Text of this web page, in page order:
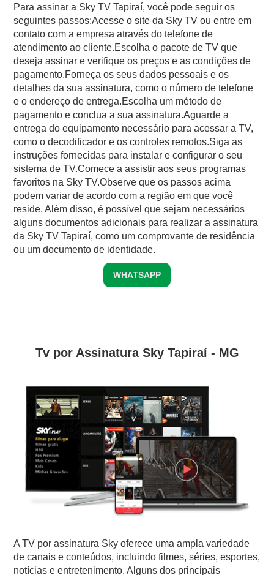
Para assinar a Sky TV Tapiraí, você pode seguir os
seguintes passos:Acesse o site da Sky TV ou entre em
contato com a empresa através do telefone de
atendimento ao cliente.Escolha o pacote de TV que
deseja assinar e verifique os preços e as condições de
pagamento.Forneça os seus dados pessoais e os
detalhes da sua assinatura, como o número de telefone
e o endereço de entrega.Escolha um método de
pagamento e conclua a sua assinatura.Aguarde a
entrega do equipamento necessário para acessar a TV,
como o decodificador e os controles remotos.Siga as
instruções fornecidas para instalar e configurar o seu
sistema de TV.Comece a assistir aos seus programas
favoritos na Sky TV.Observe que os passos acima
podem variar de acordo com a região em que você
reside. Além disso, é possível que sejam necessários
alguns documentos adicionais para realizar a assinatura
da Sky TV Tapiraí, como um comprovante de residência
ou um documento de identidade.
WHATSAPP
Tv por Assinatura Sky Tapiraí - MG
A TV por assinatura Sky oferece uma ampla variedade
de canais e conteúdos, incluindo filmes, séries, esportes,
notícias e entretenimento. Alguns dos principais